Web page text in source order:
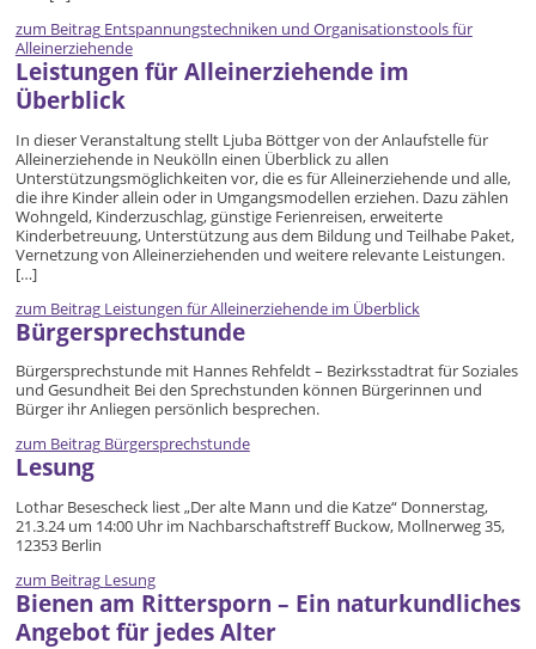
zum Beitrag Entspannungstechniken und Organisationstools für
Alleinerziehende
Leistungen für Alleinerziehende im
Überblick
In dieser Veranstaltung stellt Ljuba Böttger von der Anlaufstelle für
Alleinerziehende in Neukölln einen Überblick zu allen
Unterstützungsmöglichkeiten vor, die es für Alleinerziehende und alle,
die ihre Kinder allein oder in Umgangsmodellen erziehen. Dazu zählen
Wohngeld, Kinderzuschlag, günstige Ferienreisen, erweiterte
Kinderbetreuung, Unterstützung aus dem Bildung und Teilhabe Paket,
Vernetzung von Alleinerziehenden und weitere relevante Leistungen.
[…]
zum Beitrag Leistungen für Alleinerziehende im Überblick
Bürgersprechstunde
Bürgersprechstunde mit Hannes Rehfeldt – Bezirksstadtrat für Soziales
und Gesundheit Bei den Sprechstunden können Bürgerinnen und
Bürger ihr Anliegen persönlich besprechen.
zum Beitrag Bürgersprechstunde
Lesung
Lothar Besescheck liest „Der alte Mann und die Katze“ Donnerstag,
21.3.24 um 14:00 Uhr im Nachbarschaftstreff Buckow, Mollnerweg 35,
12353 Berlin
zum Beitrag Lesung
Bienen am Rittersporn – Ein naturkundliches
Angebot für jedes Alter